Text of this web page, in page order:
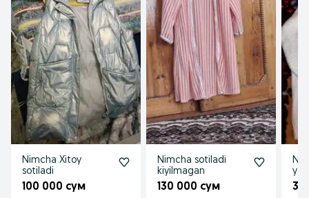
Nimcha Xitoy
sotiladi
100 000 сум
Nimcha sotiladi
kiyilmagan
130 000 сум